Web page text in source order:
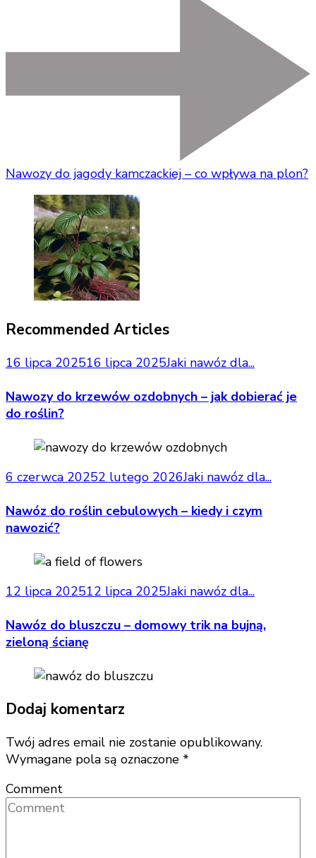
Nawozy do jagody kamczackiej – co wpływa na plon?
Recommended Articles
16 lipca 202516 lipca 2025Jaki nawóz dla...
Nawozy do krzewów ozdobnych – jak dobierać je
do roślin?
6 czerwca 20252 lutego 2026Jaki nawóz dla...
Nawóz do roślin cebulowych – kiedy i czym
nawozić?
12 lipca 202512 lipca 2025Jaki nawóz dla...
Nawóz do bluszczu – domowy trik na bujną,
zieloną ścianę
Dodaj komentarz
Twój adres email nie zostanie opublikowany.
Wymagane pola są oznaczone *
Comment